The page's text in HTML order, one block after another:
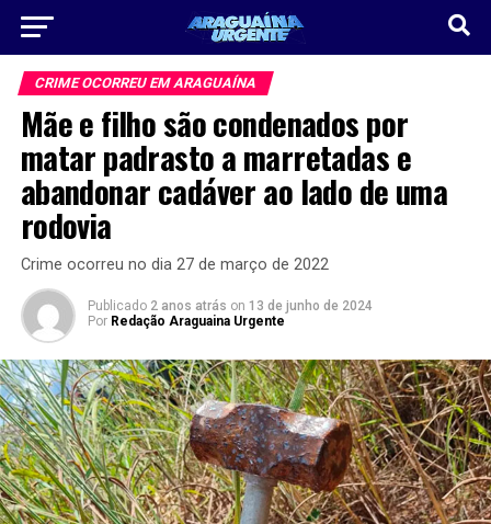
CRIME OCORREU EM ARAGUAÍNA
Mãe e filho são condenados por
matar padrasto a marretadas e
abandonar cadáver ao lado de uma
rodovia
Crime ocorreu no dia 27 de março de 2022
Publicado 2 anos atrás on 13 de junho de 2024
Por Redação Araguaina Urgente